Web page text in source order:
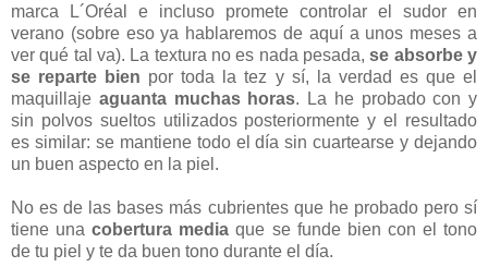
marca L´Oréal e incluso promete controlar el sudor en
verano (sobre eso ya hablaremos de aquí a unos meses a
ver qué tal va). La textura no es nada pesada,se absorbe y
se reparte bien por toda la tez y sí, la verdad es que el
maquillaje aguanta muchas horas. La he probado con y
sin polvos sueltos utilizados posteriormente y el resultado
es similar: se mantiene todo el día sin cuartearse y dejando
un buen aspecto en la piel.
No es de las bases más cubrientes que he probado pero sí
tiene unacobertura media que se funde bien con el tono
de tu piel y te da buen tono durante el día.